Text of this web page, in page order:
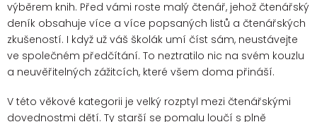
výběrem knih. Před vámi roste malý čtenář, jehož čtenářský
deník obsahuje více a více popsaných listů a čtenářských
zkušeností. I když už váš školák umí číst sám, neustávejte
ve společném předčítání. To neztratilo nic na svém kouzlu
a neuvěřitelných zážitcích, které všem doma přináší.
V této věkové kategorii je velký rozptyl mezi čtenářskými
dovednostmi dětí. Ty starší se pomalu loučí s plně